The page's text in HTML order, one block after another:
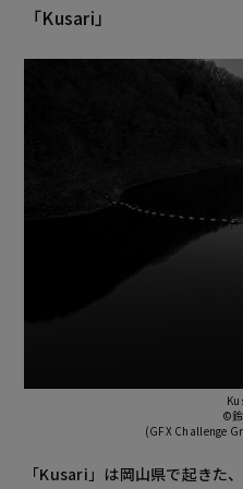
「Kusari」
©
(GFX Challenge
「Kusari」は岡山県で起きた